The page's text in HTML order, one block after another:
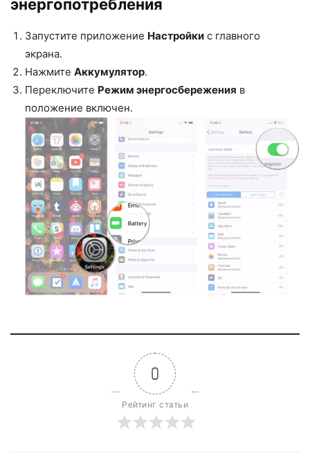
энергопотребления
Запустите приложение Настройки с главного
экрана.
Нажмите Аккумулятор.
Переключите Режим энергосбережения в
положение включен.
0
Рейтинг статьи